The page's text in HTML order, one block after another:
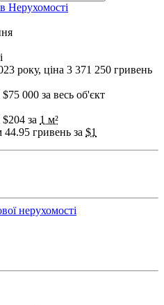
Нерухомості
року, ціна 3 371 250 гривень
000 за весь об'єкт
за 1 м²
гривень за $1
нерухомості